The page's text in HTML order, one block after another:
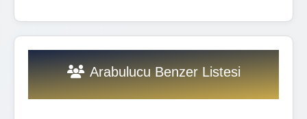
Arabulucu Benzer Listesi